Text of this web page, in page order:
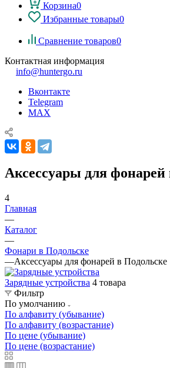
Корзина0
Избранные товары0
Сравнение товаров0
Контактная информация
info@huntergo.ru
Вконтакте
Telegram
MAX
Аксессуары для фонарей
4
Главная
—
Каталог
—
Фонари в Подольске
—Аксессуары для фонарей в Подольске
Зарядные устройства 4 товара
Фильтр
По умолчанию
По алфавиту (убывание)
По алфавиту (возрастание)
По цене (убывание)
По цене (возрастание)